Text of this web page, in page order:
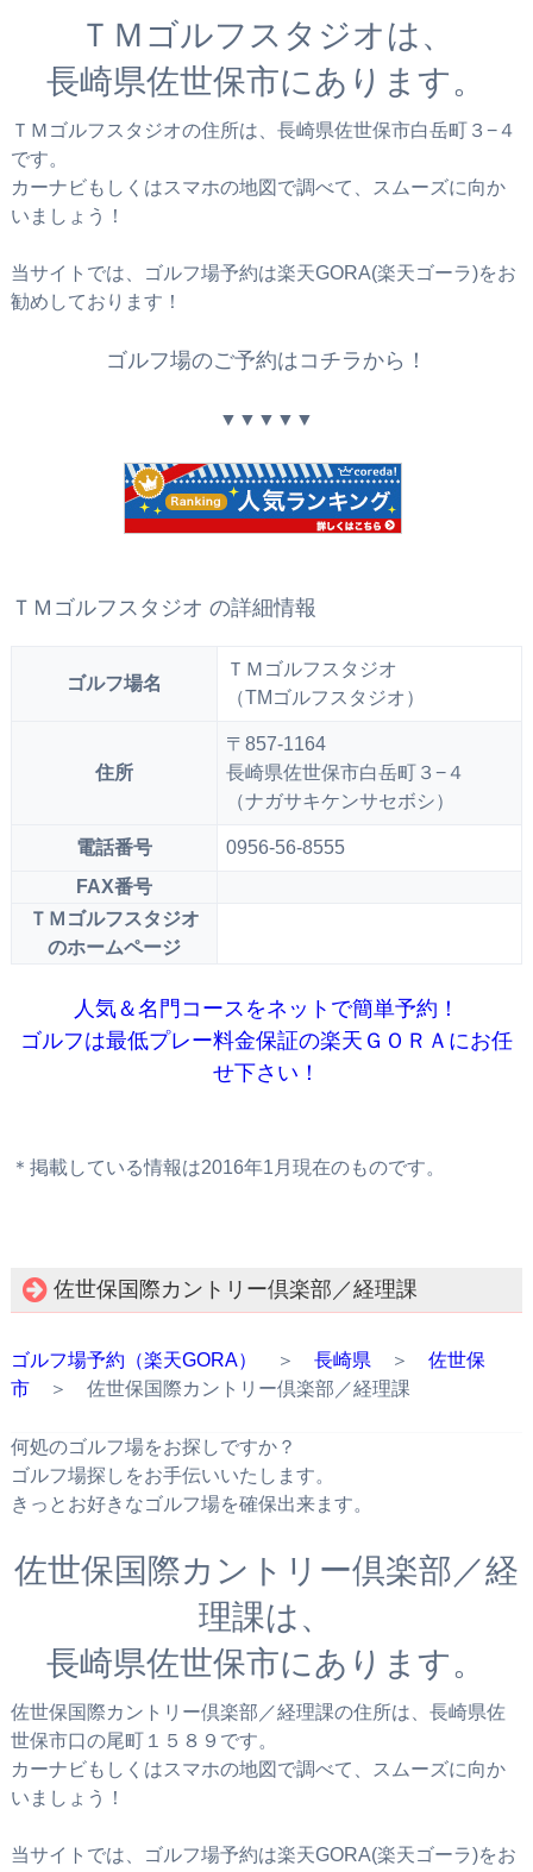
ＴＭゴルフスタジオは、
長崎県佐世保市にあります。
ＴＭゴルフスタジオの住所は、長崎県佐世保市白岳町３−４
です。
カーナビもしくはスマホの地図で調べて、スムーズに向か
いましょう！
当サイトでは、ゴルフ場予約は楽天GORA(楽天ゴーラ)をお
勧めしております！
ゴルフ場のご予約はコチラから！
▼▼▼▼▼
ＴＭゴルフスタジオ の詳細情報
ゴルフ場名
ＴＭゴルフスタジオ
（TMゴルフスタジオ）
住所
〒857-1164
長崎県佐世保市白岳町３−４
（ナガサキケンサセボシ）
電話番号
0956-56-8555
FAX番号
ＴＭゴルフスタジオ
のホームページ
人気＆名門コースをネットで簡単予約！
ゴルフは最低プレー料金保証の楽天ＧＯＲＡにお任
せ下さい！
＊掲載している情報は2016年1月現在のものです。
佐世保国際カントリー倶楽部／経理課
ゴルフ場予約（楽天GORA） ＞ 長崎県 ＞ 佐世保
市＞ 佐世保国際カントリー倶楽部／経理課
何処のゴルフ場をお探しですか？
ゴルフ場探しをお手伝いいたします。
きっとお好きなゴルフ場を確保出来ます。
佐世保国際カントリー倶楽部／経
理課は、
長崎県佐世保市にあります。
佐世保国際カントリー倶楽部／経理課の住所は、長崎県佐
世保市口の尾町１５８９です。
カーナビもしくはスマホの地図で調べて、スムーズに向か
いましょう！
当サイトでは、ゴルフ場予約は楽天GORA(楽天ゴーラ)をお